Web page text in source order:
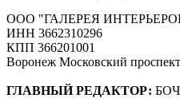
ООО "ГАЛЕРЕЯ
ИНН 3662310296
КПП 366201001
Воронеж Московский
ГЛАВНЫЙ РЕДАКТОР: